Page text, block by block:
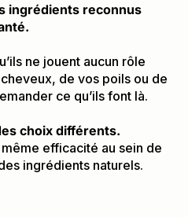
ingrédients reconnus
ne jouent aucun rôle
de vos poils ou de
ce qu’ils font là.
choix différents.
efficacité au sein de
ingrédients naturels.